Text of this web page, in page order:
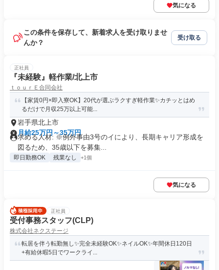
気になる
この条件を保存して、新着求人を受け取りませ
んか？
受け取る
正社員
『未経験』軽作業/北上市
ｔｏｕｒＥ合同会社
【家賃0円×即入寮OK】20代が選ぶラクすぎ軽作業✨カチッとはめ
るだけで月収25万以上可能...
岩手県北上市
月給25万円～35万円
求める人材: ※例外事由3号のイにより、長期キャリア形成を
図るため、35歳以下を募集...
即日勤務OK 残業なし +1個
気になる
正社員
受付事務スタッフ(CLP)
株式会社ネクステージ
転居を伴う転勤無し✨完全未経験OK✨ネイルOK✨年間休日120日
+有給休暇5日でワークライ...